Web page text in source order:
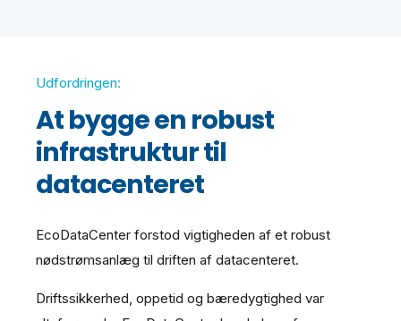
Udfordringen:
At bygge en robust
infrastruktur til
datacenteret
EcoDataCenter forstod vigtigheden af et robust
nødstrømsanlæg til driften af datacenteret.
Driftssikkerhed, oppetid og bæredygtighed var